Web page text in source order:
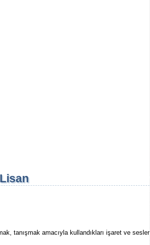
Lisan
tanışmak amacıyla kullandıkları işaret ve sesler